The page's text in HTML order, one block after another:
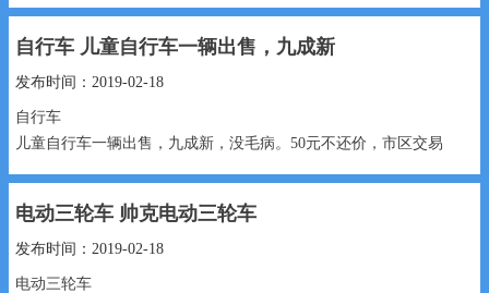
自行车 儿童自行车一辆出售，九成新
发布时间：2019-02-18
自行车
儿童自行车一辆出售，九成新，没毛病。50元不还价，市区交易
电动三轮车 帅克电动三轮车
发布时间：2019-02-18
电动三轮车